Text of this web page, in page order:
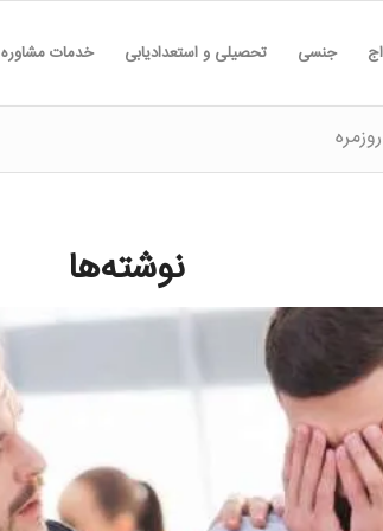
جنسی تحصیلی و استعدادیابی خدمات مشاوره
نوشته‌ها